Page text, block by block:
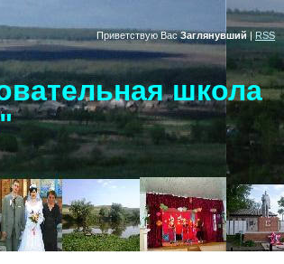
Приветствую Вас Заглянувший | RSS
школа